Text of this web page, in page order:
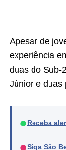
Apesar de
experiência
duas do Sub-
Júnior e duas
● Receba
●Siga São